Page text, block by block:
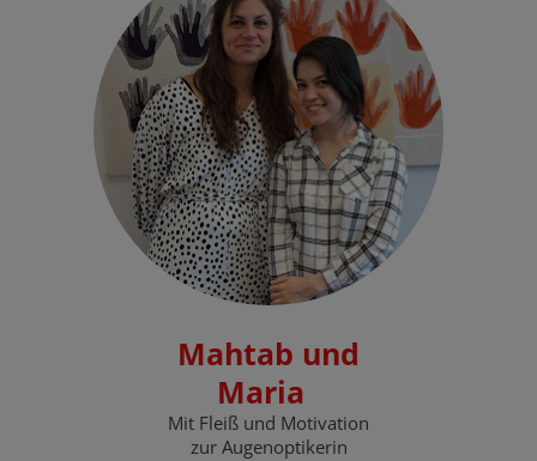
Mahtab und
Maria
Mit Fleiß und Motivation
zur Augenoptikerin